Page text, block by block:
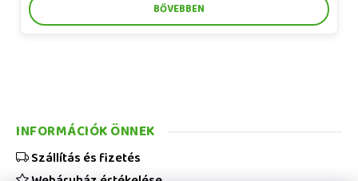
BŐVEBBEN
INFORMÁCIÓK ÖNNEK
Szállítás és fizetés